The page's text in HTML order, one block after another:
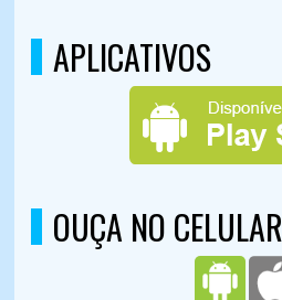
APLICATIVOS
OUÇA NO CELULAR